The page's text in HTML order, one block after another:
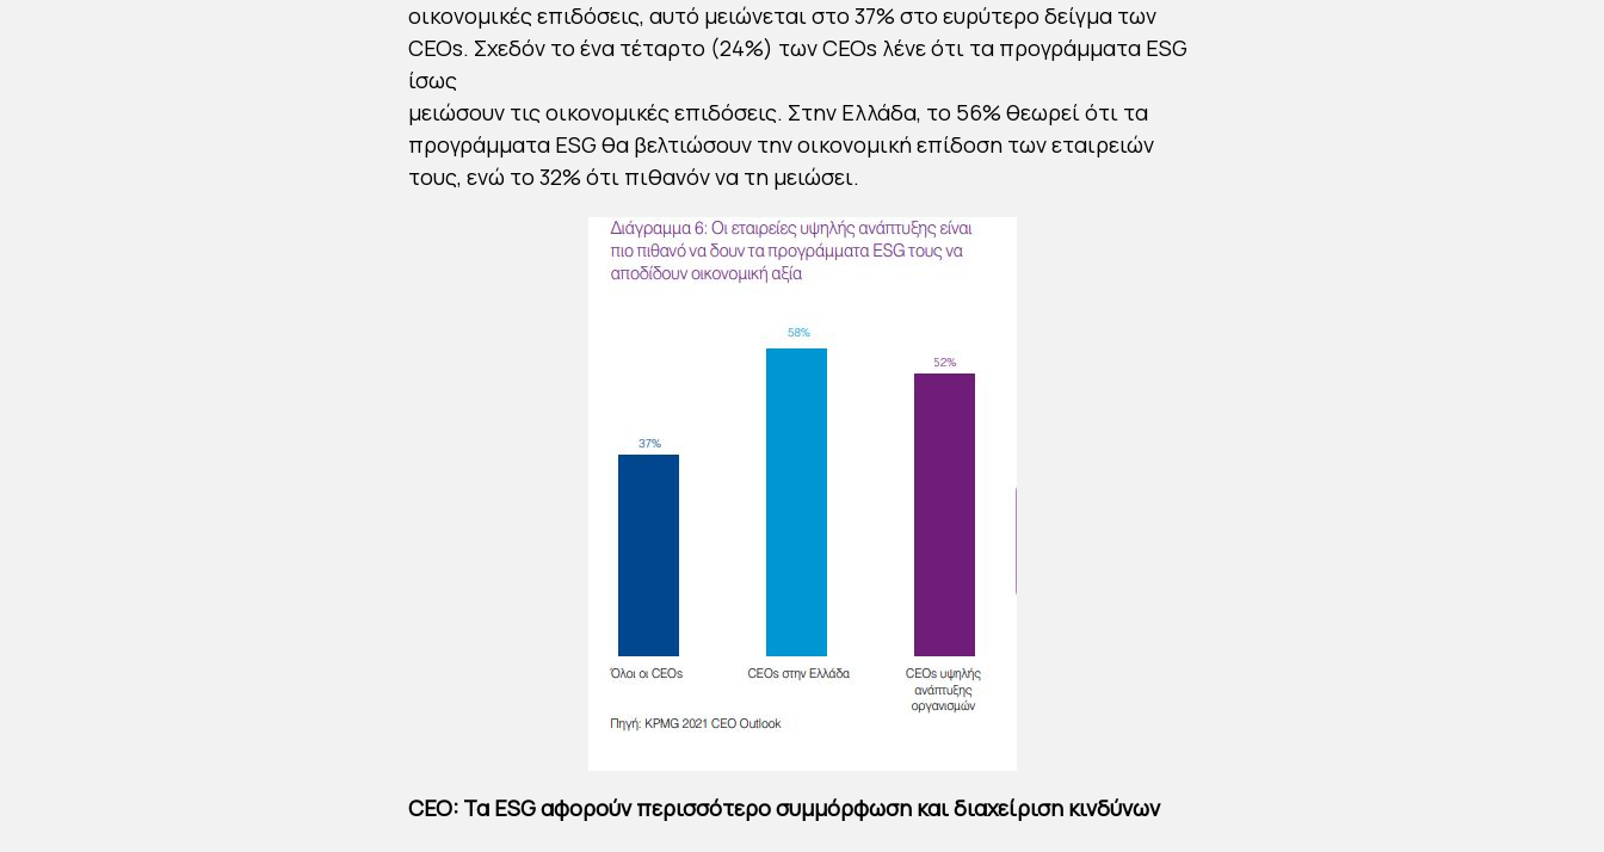
οικονομικές επιδόσεις, αυτό μειώνεται στο 37% στο ευρύτερο δείγμα των
CEOs. Σχεδόν το ένα τέταρτο (24%) των CEOs λένε ότι τα προγράμματα ESG
ίσως
μειώσουν τις οικονομικές επιδόσεις. Στην Ελλάδα, το 56% θεωρεί ότι τα
προγράμματα ΕSG θα βελτιώσουν την οικονομική επίδοση των εταιρειών
τους, ενώ το 32% ότι πιθανόν να τη μειώσει.
CEO: Τα ESG αφορούν περισσότερο συμμόρφωση και διαχείριση κινδύνων